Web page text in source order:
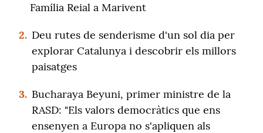
Família Reial a Marivent
2. Deu rutes de senderisme d'un sol dia per
explorar Catalunya i descobrir els millors
paisatges
3. Bucharaya Beyuni, primer ministre de la
RASD: "Els valors democràtics que ens
ensenyen a Europa no s'apliquen als